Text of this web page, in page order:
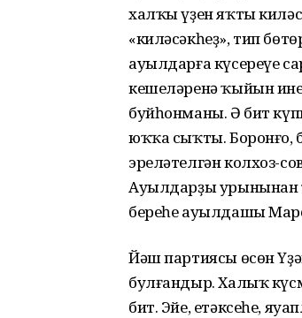
халҡы үҙен яҡты
«киләсәкһеҙ», тип
ауылдарға күсереүе
кешеләренә ҡыйын
буйһонманы. Ә бит
юҡҡа сыҡты. Боронғо,
эреләтелгән колхоз-
Ауылдарҙы урынынан
береһе ауылдашы
Йәш партиясы өсөн
булғандыр. Халыҡ
бит. Эйе, етәксеһе,